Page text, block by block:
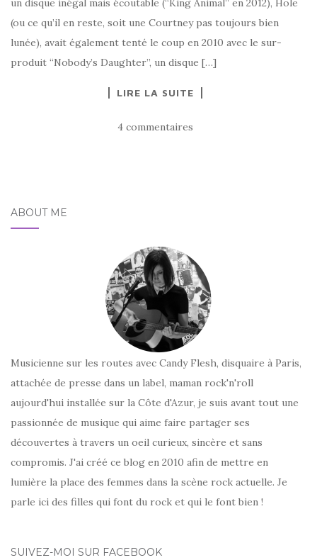
un disque inégal mais écoutable (“King Animal” en 2012), Hole
(ou ce qu’il en reste, soit une Courtney pas toujours bien
lunée), avait également tenté le coup en 2010 avec le sur-
produit “Nobody’s Daughter”, un disque […]
LIRE LA SUITE
4 commentaires
ABOUT ME
Musicienne sur les routes avec Candy Flesh, disquaire à Paris,
attachée de presse dans un label, maman rock'n'roll
aujourd'hui installée sur la Côte d'Azur, je suis avant tout une
passionnée de musique qui aime faire partager ses
découvertes à travers un oeil curieux, sincère et sans
compromis. J'ai créé ce blog en 2010 afin de mettre en
lumière la place des femmes dans la scène rock actuelle. Je
parle ici des filles qui font du rock et qui le font bien !
SUIVEZ-MOI SUR FACEBOOK